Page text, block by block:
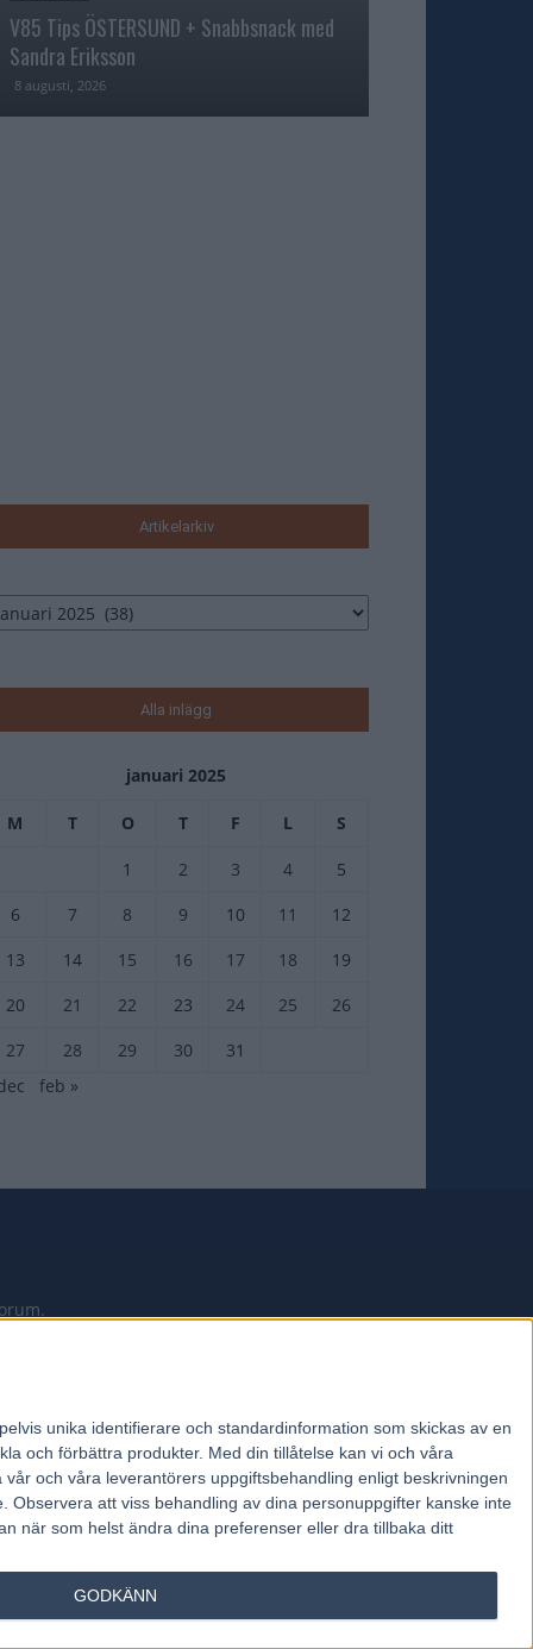
unika identifierare och standardinformation som skickas av en
och förbättra produkter. Med din tillåtelse kan vi och våra
och våra leverantörers uppgiftsbehandling enligt beskrivningen
Observera att viss behandling av dina personuppgifter kanske inte
när som helst ändra dina preferenser eller dra tillbaka ditt
GODKÄNN
V85 Tips ÖSTERSUND + Snabbsnack med
Sandra Eriksson
8 augusti, 2026
Artikelarkiv
Alla inlägg
januari 2025
M T O T F L S
1 2 3 4
5
6
7 8 9 10 11
12
13
14 15 16 17 18
19
20
21 22 23 24 25
26
27
28 29 30
31
feb »
TRAVBANOR TRAVLÄNKAR OM OSS